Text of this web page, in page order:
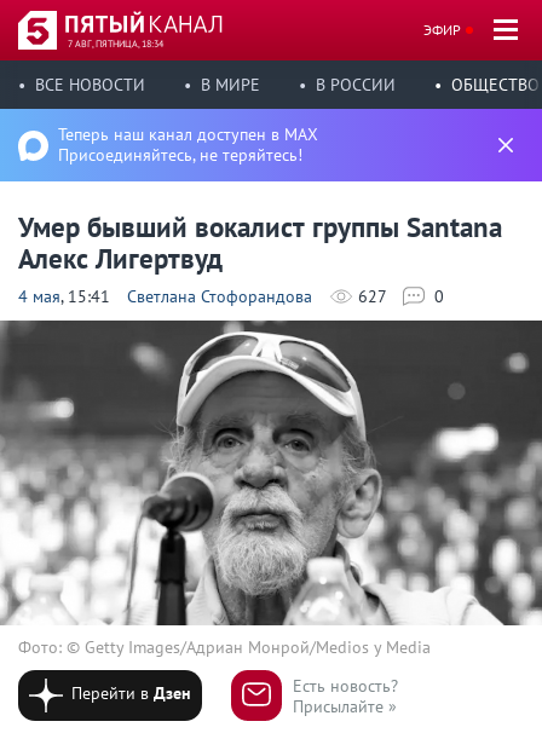
7 АВГ, ПЯТНИЦА, 18:34
ЭФИР
ВСЕ НОВОСТИ В МИРЕ В РОССИИ ОБЩЕСТВО
Теперь наш канал доступен в MAX
Присоединяйтесь, не теряйтесь!
Умер бывший вокалист группы Santana
Алекс Лигертвуд
4 мая, 15:41 Светлана Стофорандова 627 0
Фото: © Getty Images/Адриан Монрой/Medios y Media
Перейти вДзен
Есть новость?
Присылайте »